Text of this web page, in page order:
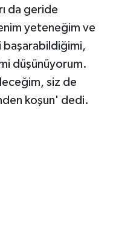
da geride
yeteneğim ve
başarabildiğimi,
düşünüyorum.
siz de
koşun' dedi.